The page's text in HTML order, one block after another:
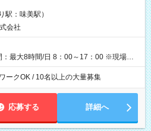
OK おしゃ
用期間の
、給与は本採用時と同じです。
駅：味美駅）
会社
最大8時間/日 8：00～17：00 ※現場によ
なし！ ▶時間より
多いと思います。現場によっては午前中
6:00）のお仕事も可能。
ークOK / 10名以上の大量募集
応募する 詳細へ